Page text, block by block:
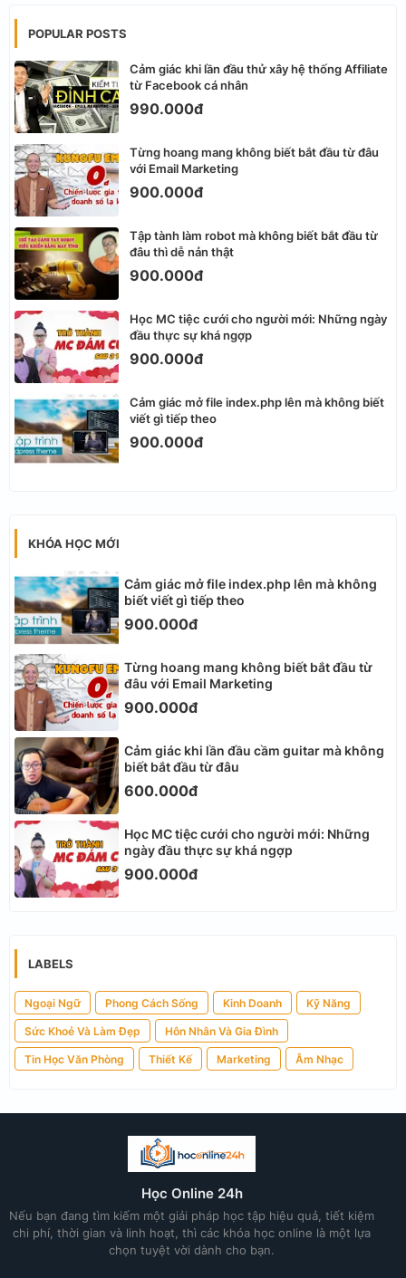
POPULAR POSTS
Cảm giác khi lần đầu thử xây hệ thống Affiliate
từ Facebook cá nhân
990.000đ
Từng hoang mang không biết bắt đầu từ đâu
với Email Marketing
900.000đ
Tập tành làm robot mà không biết bắt đầu từ
đâu thì dễ nản thật
900.000đ
Học MC tiệc cưới cho người mới: Những ngày
đầu thực sự khá ngợp
900.000đ
Cảm giác mở file index.php lên mà không biết
viết gì tiếp theo
900.000đ
KHÓA HỌC MỚI
Cảm giác mở file index.php lên mà không
biết viết gì tiếp theo
900.000đ
Từng hoang mang không biết bắt đầu từ
đâu với Email Marketing
900.000đ
Cảm giác khi lần đầu cầm guitar mà không
biết bắt đầu từ đâu
600.000đ
Học MC tiệc cưới cho người mới: Những
ngày đầu thực sự khá ngợp
900.000đ
LABELS
Ngoại Ngữ Phong Cách Sống Kinh Doanh Kỹ Năng
Sức Khoẻ Và Làm Đẹp Hôn Nhân Và Gia Đình
Tin Học Văn Phòng Thiết Kế Marketing Âm Nhạc
Học Online 24h
Nếu bạn đang tìm kiếm một giải pháp học tập hiệu quả, tiết kiệm
chi phí, thời gian và linh hoạt, thì các khóa học online là một lựa
chọn tuyệt vời dành cho bạn.